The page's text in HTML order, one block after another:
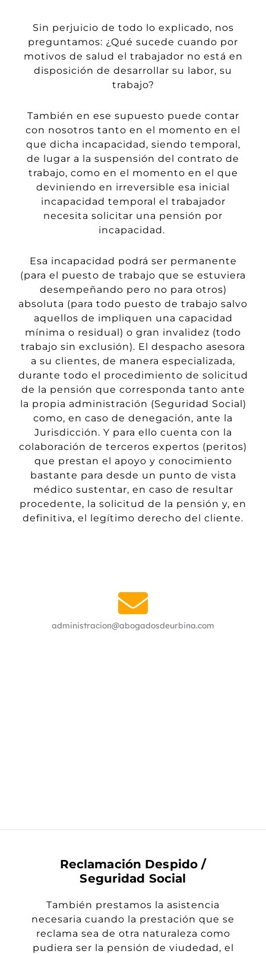
Sin perjuicio de todo lo explicado, nos
preguntamos: ¿Qué sucede cuando por
motivos de salud el trabajador no está en
disposición de desarrollar su labor, su
trabajo?
También en ese supuesto puede contar
con nosotros tanto en el momento en el
que dicha incapacidad, siendo temporal,
de lugar a la suspensión del contrato de
trabajo, como en el momento en el que
deviniendo en irreversible esa inicial
incapacidad temporal el trabajador
necesita solicitar una pensión por
incapacidad.
Esa incapacidad podrá ser permanente
(para el puesto de trabajo que se estuviera
desempeñando pero no para otros)
absoluta (para todo puesto de trabajo salvo
aquellos de impliquen una capacidad
mínima o residual) o gran invalidez (todo
trabajo sin exclusión). El despacho asesora
a su clientes, de manera especializada,
durante todo el procedimiento de solicitud
de la pensión que corresponda tanto ante
la propia administración (Seguridad Social)
como, en caso de denegación, ante la
Jurisdicción. Y para ello cuenta con la
colaboración de terceros expertos (peritos)
que prestan el apoyo y conocimiento
bastante para desde un punto de vista
médico sustentar, en caso de resultar
procedente, la solicitud de la pensión y, en
definitiva, el legítimo derecho del cliente.
administracion@abogadosdeurbina.com
Reclamación Despido /
Seguridad Social
También prestamos la asistencia
necesaria cuando la prestación que se
reclama sea de otra naturaleza como
pudiera ser la pensión de viudedad, el